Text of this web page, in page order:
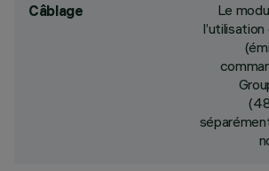
Câblage
Le